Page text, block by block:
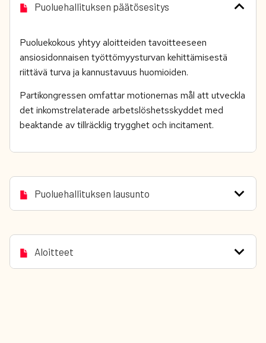
Puoluehallituksen päätösesitys
Puoluekokous yhtyy aloitteiden tavoitteeseen
ansiosidonnaisen työttömyysturvan kehittämisestä
riittävä turva ja kannustavuus huomioiden.
Partikongressen omfattar motionernas mål att utveckla
det inkomstrelaterade arbetslöshetsskyddet med
beaktande av tillräcklig trygghet och incitament.
Puoluehallituksen lausunto
Aloitteet